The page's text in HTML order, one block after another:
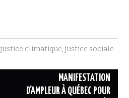
justice climatique, justice sociale
MANIFESTATION
D’AMPLEUR À QUÉBEC POUR